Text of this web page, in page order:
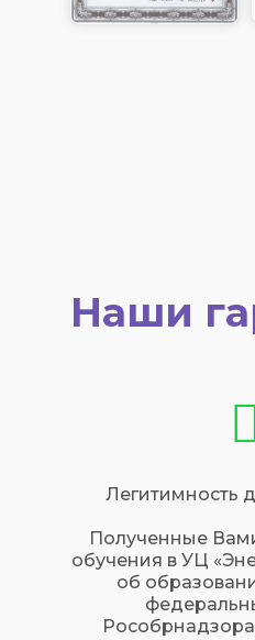
Наши
Легитимность
Полученные
обучения в УЦ
об